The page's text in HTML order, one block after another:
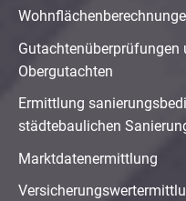
Gutachtenüberprüfungen
Obergutachten
Ermittlung
städtebaulichen
Marktdatenermittlung